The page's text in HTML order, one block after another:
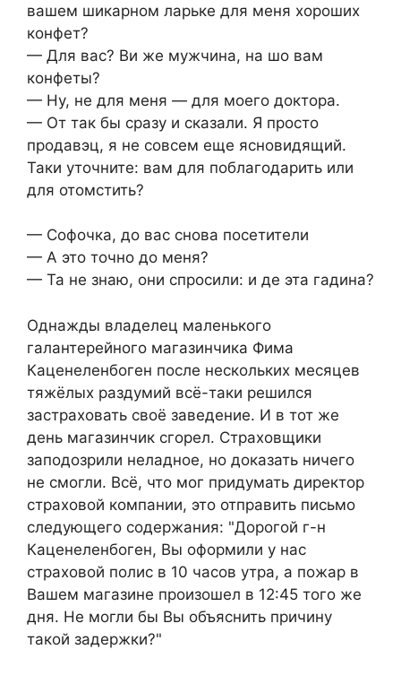
вашем шикарном ларьке для меня хороших
конфет?
— Для вас? Ви же мужчина, на шо вам
конфеты?
— Ну, не для меня — для моего доктора.
— От так бы сразу и сказали. Я просто
продавэц, я не совсем еще ясновидящий.
Таки уточните: вам для поблагодарить или
для отомстить?
— Софочка, до вас снова посетители
— А это точно до меня?
— Та не знаю, они спросили: и де эта гадина?
Однажды владелец маленького
галантерейного магазинчика Фима
Каценеленбоген после нескольких месяцев
тяжёлых раздумий всё-таки решился
застраховать своё заведение. И в тот же
день магазинчик сгорел. Страховщики
заподозрили неладное, но доказать ничего
не смогли. Всё, что мог придумать директор
страховой компании, это отправить письмо
следующего содержания: "Дорогой г-н
Каценеленбоген, Вы оформили у нас
страховой полис в 10 часов утра, а пожар в
Вашем магазине произошел в 12:45 того же
дня. Не могли бы Вы объяснить причину
такой задержки?"